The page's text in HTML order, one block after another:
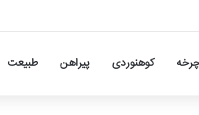
کوهنوردی پیراهن طبیعت